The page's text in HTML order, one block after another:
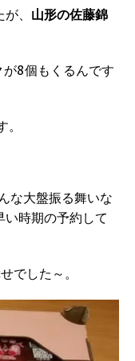
、 山形の佐藤錦
8個もくるんです
な大盤振る舞いな
時期の予約して
でした～。